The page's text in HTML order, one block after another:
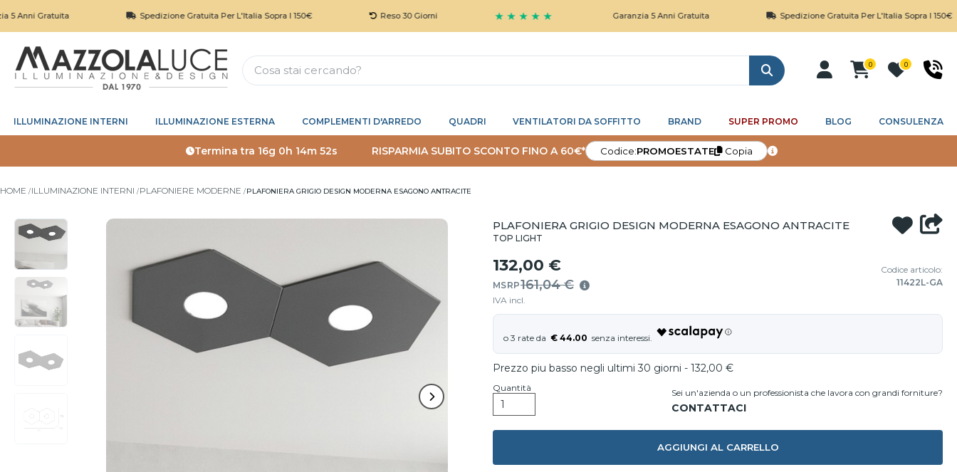
Spedizione Gratuita Per L'Italia Sopra I 150€ Reso 30 Giorni ★ ★ ★ ★ ★ Garanzia 5 Anni Gratuita Spedizione Gratuita Per L'Italia Sopra I 150€
Cerca
0 0
ILLUMINAZIONE INTERNI ILLUMINAZIONE ESTERNA COMPLEMENTI D'ARREDO QUADRI VENTILATORI DA SOFFITTO BRAND SUPER PROMO BLOG CONSULENZA
Termina tra 16g 0h 14m 51s RISPARMIA SUBITO SCONTO FINO A 60€* Codice:PROMOESTATE Copia
HOME ILLUMINAZIONE INTERNI PLAFONIERE MODERNE PLAFONIERA GRIGIO DESIGN MODERNA ESAGONO ANTRACITE
PLAFONIERA GRIGIO DESIGN MODERNA ESAGONO ANTRACITE
TOP LIGHT
132,00 €
MSRP161,04 €
IVA incl.
Codice articolo:
11422L-GA
€ 44.00
Prezzo piu basso negli ultimi 30 giorni - 132,00 €
Quantità Sei un'azienda o un professionista che lavora con grandi forniture?
AGGIUNGI AL CARRELLO